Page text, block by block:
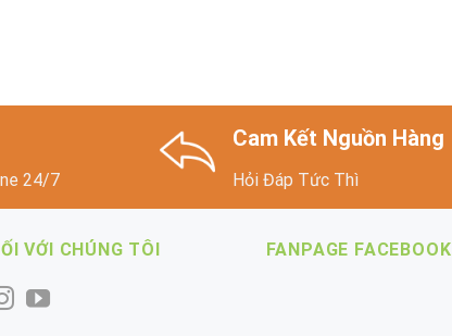
24/7
Cam Kết Nguồn Hàng
Hỏi Đáp Tức Thì
VỚI CHÚNG TÔI FANPAGE FACEBOOK